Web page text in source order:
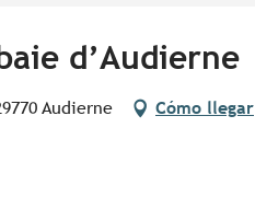
d’Audierne
Audierne Cómo llegar